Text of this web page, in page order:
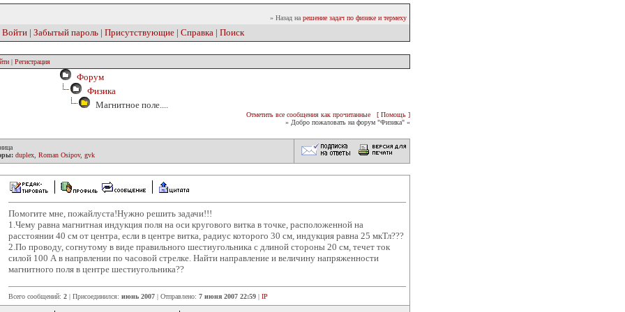
» Назад на решение задач по физике и термеху
Войти | Забытый пароль | Присутствующие | Справка | Поиск
| Регистрация
Форум
Физика
Магнитное поле....
Отметить все сообщения как прочитанные
[ Помощь ]
» Добро пожаловать на форум "Физика" «
duplex Roman Osipov, gvk
Помогите мне, пожайлуста!Нужно решить задачи!!!
1.Чему равна магнитная индукция поля на оси кругового витка в точке, расположенной на
расстоянии 40 см от центра, если в центре витка, радиус которого 30 см, индукция равна 25 мкТл???
2.По проводу, согнутому в виде правильного шестиугольника с длиной стороны 20 см, течет ток
силой 100 А в напрвлении по часовой стрелке. Найти направление и величину напряженности
магнитного поля в центре шестиугольника??
Всего сообщений: 2 | Присоединился: июнь 2007 | Отправлено: 7 июня 2007 22:59 | IP